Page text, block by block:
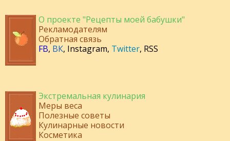
О проекте "Рецепты моей бабушки"
Рекламодателям
Обратная связь
FB, ВК, Instagram, Twitter, RSS
Экстремальная кулинария
Меры веса
Полезные советы
Кулинарные новости
Косметика